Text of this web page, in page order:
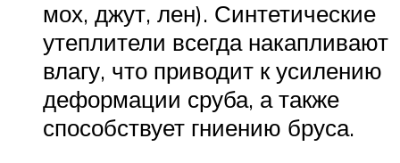
мох, джут, лен). Синтетические
утеплители всегда накапливают
влагу, что приводит к усилению
деформации сруба, а также
способствует гниению бруса.